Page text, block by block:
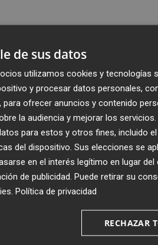
de sus datos
utilizamos cookies y tecnologías
y procesar datos personales,
para ofrecer anuncios y contenido
la audiencia y mejorar los servicios.
para estos y otros fines, incluido
del dispositivo. Sus elecciones se
en el interés legítimo en lugar
de publicidad . Puede retirar su
Política de privacidad
RECHAZAR